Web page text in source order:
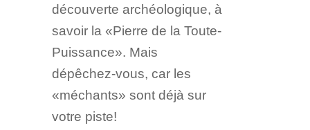
découverte archéologique, à
savoir la «Pierre de la Toute-
Puissance». Mais
dépêchez-vous, car les
«méchants» sont déjà sur
votre piste!